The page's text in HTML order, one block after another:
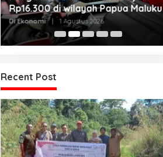
Rp16.300 di wilayah Papua Maluku
Di Ekonomi 1 Agustus 2026
Recent Post